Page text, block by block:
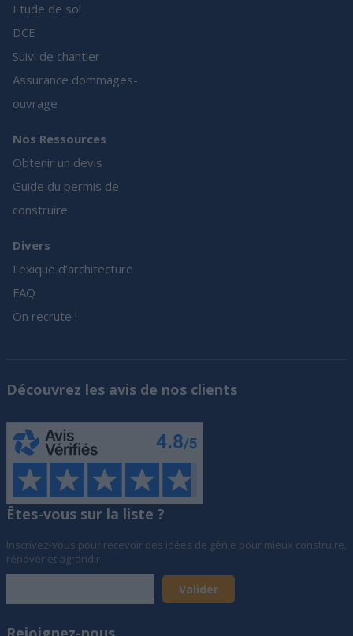
Etude de sol
DCE
Suivi de chantier
Assurance dommages-
ouvrage
Nos Ressources
Obtenir un devis
Guide du permis de
construire
Divers
Lexique d’architecture
FAQ
On recrute !
Découvrez les avis de nos clients
Êtes-vous sur la liste ?
Inscrivez-vous pour recevoir des idées de génie pour mieux construire,
rénover et agrandir